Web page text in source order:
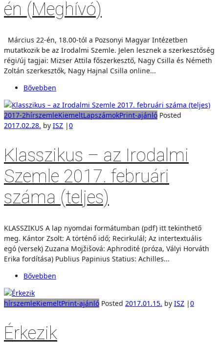
én (Meghívó)
Március 22-én, 18.00-tól a Pozsonyi Magyar Intézetben
mutatkozik be az Irodalmi Szemle. Jelen lesznek a szerkesztőség
régi/új tagjai: Mizser Attila főszerkesztő, Nagy Csilla és Németh
Zoltán szerkesztők, Nagy Hajnal Csilla online...
Bővebben
2017-2hírszemleKiemeltLapszámokPrint-ajánló Posted
2017.02.28. by ISZ |0
Klasszikus – az Irodalmi
Szemle 2017. februári
száma (teljes)
KLASSZIKUS A lap nyomdai formátumban (pdf) itt tekinthető
meg. Kántor Zsolt: A történő idő; Recirkulál; Az intertextuális
egó (versek) Zuzana Mojžišová: Aphrodité (próza, Vályi Horváth
Erika fordítása) Publius Papinius Statius: Achilles...
Bővebben
hírszemleKiemeltPrint-ajánló Posted 2017.01.15. by ISZ |0
Érkezik